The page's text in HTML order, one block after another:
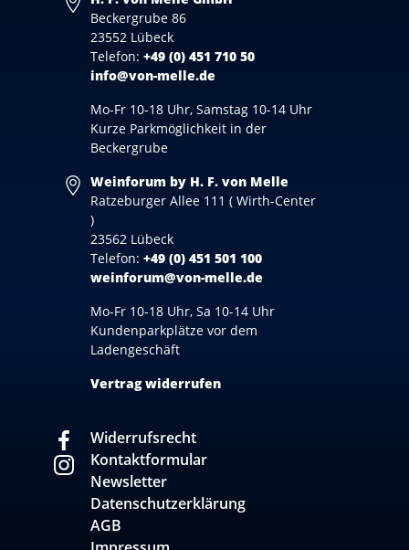
Beckergrube 86
23552 Lübeck
Telefon: +49 (0) 451 710 50
info@von-melle.de
Mo-Fr 10-18 Uhr, Samstag 10-14 Uhr
Kurze Parkmöglichkeit in der
Beckergrube
Weinforum by H. F. von Melle
Ratzeburger Allee 111 ( Wirth-Center
)
23562 Lübeck
Telefon: +49 (0) 451 501 100
weinforum@von-melle.de
Mo-Fr 10-18 Uhr, Sa 10-14 Uhr
Kundenparkplätze vor dem
Ladengeschäft
Vertrag widerrufen
Widerrufsrecht
Kontaktformular
Newsletter
Datenschutzerklärung
AGB